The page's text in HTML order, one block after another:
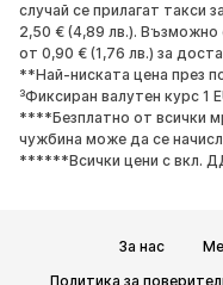
СПОРТ
Спортно облекло
Спортни обувки
Спортни аксесоари
случай се прилагат такси
2,50 € (4,89 лв.). Възможно
от 0,90 € (1,76 лв.) за
**Най-ниската цена през
³Фиксиран валутен курс 1
****Безплатно от всички
чужбина може да се
******Всички цени с вкл.
За нас
Политика за